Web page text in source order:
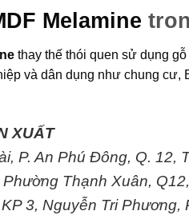
Melamine
thay thế thói quen sử dụng
và dân dụng như chung
XUẤT
P. An Phú Đông, Q. 12,
Thạnh Xuân,
3, Nguyễn Tri